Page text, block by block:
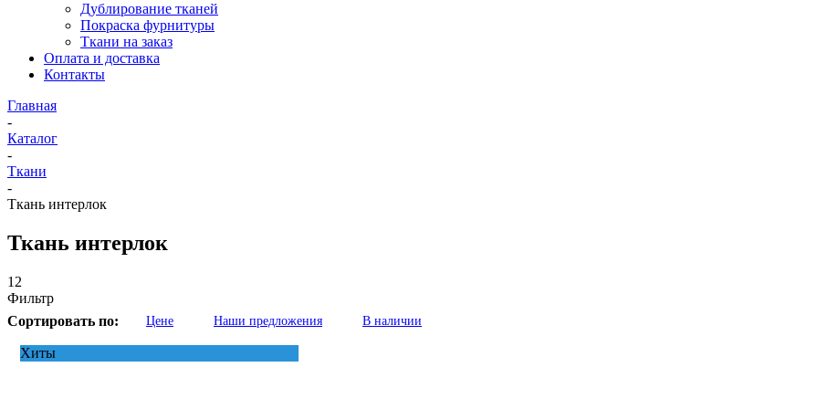
Дублирование тканей
Покраска фурнитуры
Ткани на заказ
Оплата и доставка
Контакты
Главная
-
Каталог
-
Ткани
-
Ткань интерлок
Ткань интерлок
12
Фильтр
Сортировать по:
Цене Наши предложения В наличии
Хиты